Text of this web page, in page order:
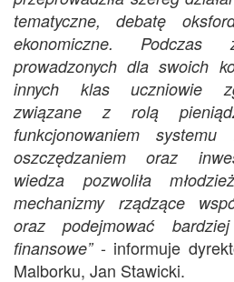
tematyczne, debatę
ekonomiczne. Podczas
prowadzonych dla swoich
innych klas uczniowie
związane z rolą
funkcjonowaniem systemu
oszczędzaniem oraz
wiedza pozwoliła
mechanizmy rządzące
oraz podejmować
finansowe”- informuje
Malborku, Jan Stawicki.